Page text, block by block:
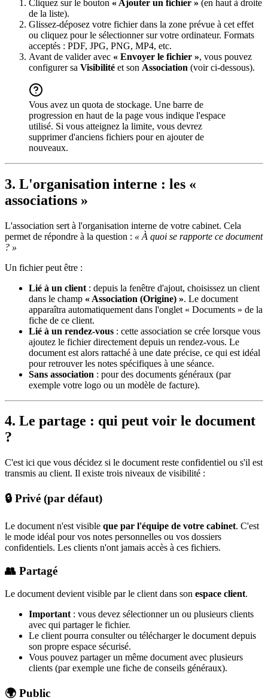
Cliquez sur le bouton « Ajouter un fichier » (en haut à droite
de la liste).
Glissez-déposez votre fichier dans la zone prévue à cet effet
ou cliquez pour le sélectionner sur votre ordinateur. Formats
acceptés : PDF, JPG, PNG, MP4, etc.
Avant de valider avec « Envoyer le fichier », vous pouvez
configurer sa Visibilité et son Association (voir ci-dessous).
Vous avez un quota de stockage. Une barre de
progression en haut de la page vous indique l'espace
utilisé. Si vous atteignez la limite, vous devrez
supprimer d'anciens fichiers pour en ajouter de
nouveaux.
3. L'organisation interne : les «
associations »
L'association sert à l'organisation interne de votre cabinet. Cela
permet de répondre à la question : « À quoi se rapporte ce document
? »
Un fichier peut être :
Lié à un client : depuis la fenêtre d'ajout, choisissez un client
dans le champ « Association (Origine) ». Le document
apparaîtra automatiquement dans l'onglet « Documents » de la
fiche de ce client.
Lié à un rendez-vous : cette association se crée lorsque vous
ajoutez le fichier directement depuis un rendez-vous. Le
document est alors rattaché à une date précise, ce qui est idéal
pour retrouver les notes spécifiques à une séance.
Sans association : pour des documents généraux (par
exemple votre logo ou un modèle de facture).
4. Le partage : qui peut voir le document
?
C'est ici que vous décidez si le document reste confidentiel ou s'il est
transmis au client. Il existe trois niveaux de visibilité :
🔒 Privé (par défaut)
Le document n'est visible que par l'équipe de votre cabinet. C'est
le mode idéal pour vos notes personnelles ou vos dossiers
confidentiels. Les clients n'ont jamais accès à ces fichiers.
👥 Partagé
Le document devient visible par le client dans son espace client.
Important : vous devez sélectionner un ou plusieurs clients
avec qui partager le fichier.
Le client pourra consulter ou télécharger le document depuis
son propre espace sécurisé.
Vous pouvez partager un même document avec plusieurs
clients (par exemple une fiche de conseils généraux).
🌍 Public